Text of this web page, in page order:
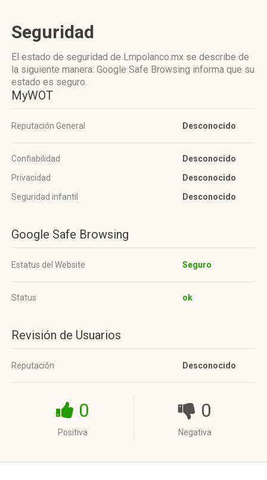
Seguridad
El estado de seguridad de Lmpolanco.mx se describe de
la siguiente manera: Google Safe Browsing informa que su
estado es seguro.
MyWOT
Reputación General Desconocido
Confiabilidad
Desconocido
Privacidad
Desconocido
Seguridad infantil
Desconocido
Google Safe Browsing
Estatus del Website Seguro
Status ok
Revisión de Usuarios
Reputación Desconocido
0
Positiva
0
Negativa